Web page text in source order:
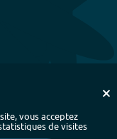
vous acceptez
de visites